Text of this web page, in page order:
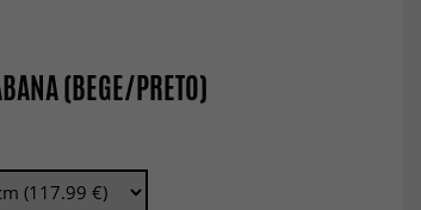
(BEGE/PRETO)